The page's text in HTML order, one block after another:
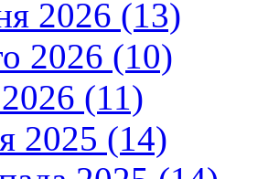
2026 (13)
2026 (10)
(11)
2025 (14)